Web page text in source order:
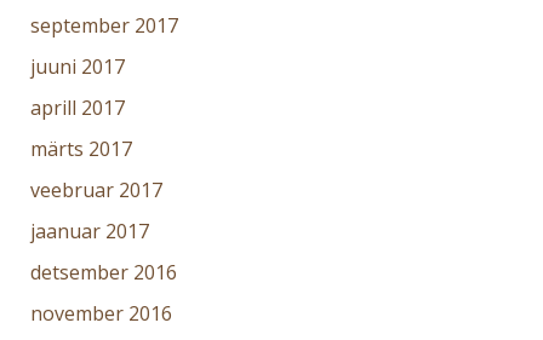
september 2017
juuni 2017
aprill 2017
märts 2017
veebruar 2017
jaanuar 2017
detsember 2016
november 2016